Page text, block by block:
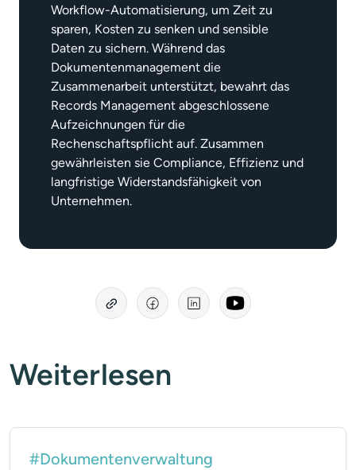
Workflow-Automatisierung, um Zeit zu
sparen, Kosten zu senken und sensible
Daten zu sichern. Während das
Dokumentenmanagement die
Zusammenarbeit unterstützt, bewahrt das
Records Management abgeschlossene
Aufzeichnungen für die
Rechenschaftspflicht auf. Zusammen
gewährleisten sie Compliance, Effizienz und
langfristige Widerstandsfähigkeit von
Unternehmen.
Weiterlesen
#Dokumentenverwaltung